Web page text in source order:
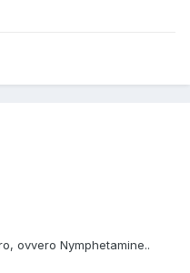
ovvero Nymphetamine..